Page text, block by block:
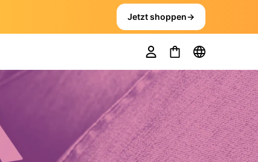
Jetzt shoppen→